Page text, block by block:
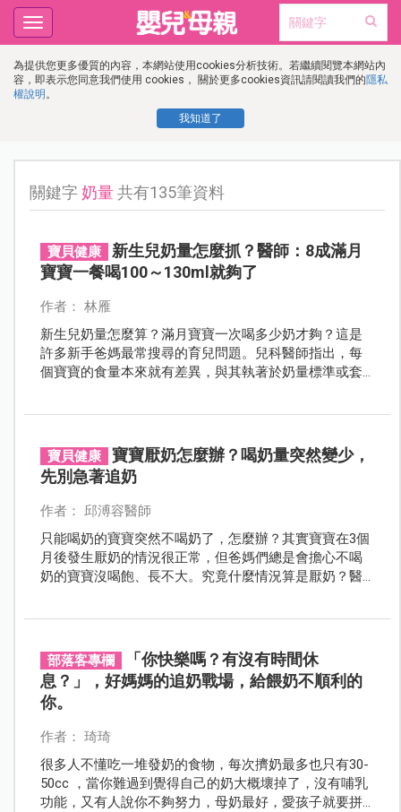
為提供您更多優質的內容，本網站使用cookies分析技術。若繼續閱覽本網站內
容，即表示您同意我們使用 cookies， 關於更多cookies資訊請閱讀我們的隱私
權說明 。
我知道了
Toggle
navigation
關鍵字奶量共有135筆資料
寶貝健康
新生兒奶量怎麼抓？醫師：8成滿月
寶寶一餐喝100～130ml就夠了
作者： 林雁
新生兒奶量怎麼算？滿月寶寶一次喝多少奶才夠？這是
許多新手爸媽最常搜尋的育兒問題。兒科醫師指出，每
個寶寶的食量本來就有差異，與其執著於奶量標準或套
寶貝健康
寶寶厭奶怎麼辦？喝奶量突然變少，
先別急著追奶
作者： 邱溥容醫師
只能喝奶的寶寶突然不喝奶了，怎麼辦？其實寶寶在3個
月後發生厭奶的情況很正常，但爸媽們總是會擔心不喝
奶的寶寶沒喝飽、長不大。究竟什麼情況算是厭奶？醫
部落客專欄
「你快樂嗎？有沒有時間休
息？」，好媽媽的追奶戰場，給餵奶不順利的
你。
作者： 琦琦
很多人不懂吃一堆發奶的食物，每次擠奶最多也只有30-
50cc ，當你難過到覺得自己的奶大概壞掉了，沒有哺乳
功能，又有人說你不夠努力，母奶最好，愛孩子就要拼